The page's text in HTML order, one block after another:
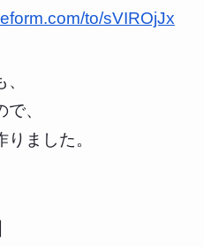
to/sVIROjJx
、
ました。